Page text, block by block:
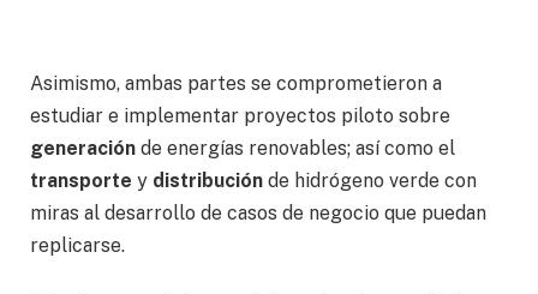
Asimismo, ambas partes se comprometieron a
estudiar e implementar proyectos piloto sobre
generación de energías renovables; así como el
transporte y distribución de hidrógeno verde con
miras al desarrollo de casos de negocio que puedan
replicarse.